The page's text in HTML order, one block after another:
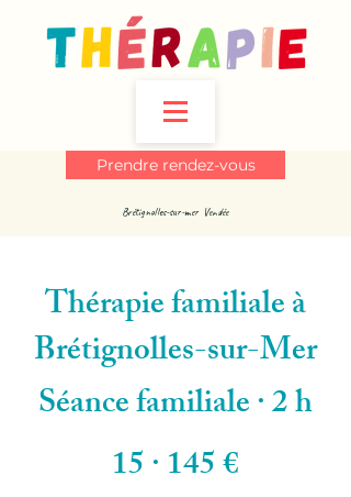
Prendre rendez-vous
Brétignolles-sur-mer Vendée
Thérapie familiale à
Brétignolles-sur-Mer
Séance familiale · 2 h
15 · 145 €